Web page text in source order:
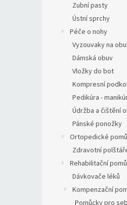
Zubní pasty
Ústní sprchy
Péče o nohy
Vyzouvaky na
Dámská obuv
Vložky do bot
Kompresní
Pedikúra -
Údržba a čištění
Pánské ponožky
Ortopedické
Zdravotní
Rehabilitační
Dávkovače léků
Kompenzační
Pomůcky pro